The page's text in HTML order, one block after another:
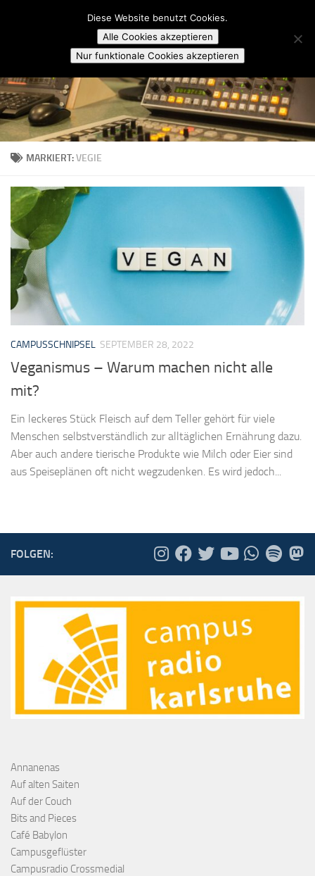
Skip to content
Campusradio Karlsruhe
MARKIERT:VEGIE
CAMPUSSCHNIPSEL SEPTEMBER 28, 2022
Veganismus – Warum machen nicht alle
mit?
Ein leckeres Stück Fleisch auf dem Teller gehört für viele
Menschen selbstverständlich zur alltäglichen Ernährung dazu.
Aber auch andere tierische Produkte wie Milch oder Eier sind
aus Speiseplänen oft nicht wegzudenken. Es wird jedoch...
FOLGEN:
Annanenas
Auf alten Saiten
Auf der Couch
Bits and Pieces
Café Babylon
Campusgeflüster
Campusradio Crossmedial
Diese Website benutzt Cookies.
Alle Cookies akzeptieren
Nur funktionale Cookies akzeptieren